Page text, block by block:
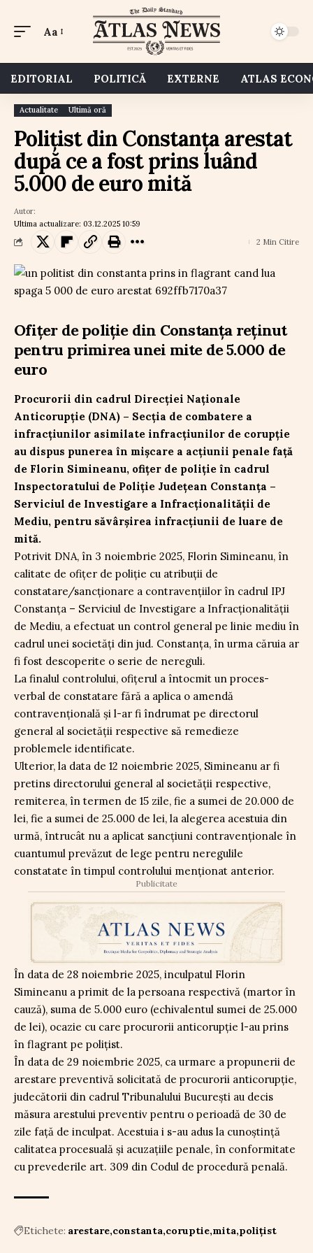
Aa
EDITORIAL POLITICĂ EXTERNE ATLAS
Actualitate Ultimă oră
Polițist din Constanța arestat
după ce a fost prins luând
5.000 de euro mită
Ultima actualizare: 03.12.2025 10:59
Autor:
2 Min Citire
Ofițer de poliție din Constanța reținut
pentru primirea unei mite de 5.000 de
euro
Procurorii din cadrul Direcției Naționale
Anticorupție (DNA) – Secția de combatere a
infracțiunilor asimilate infracțiunilor de corupție
au dispus punerea în mișcare a acțiunii penale față
de Florin Simineanu, ofițer de poliție în cadrul
Inspectoratului de Poliție Județean Constanța –
Serviciul de Investigare a Infracționalității de
Mediu, pentru săvârșirea infracțiunii de luare de
mită.
Potrivit DNA, în 3 noiembrie 2025, Florin Simineanu, în
calitate de ofițer de poliție cu atribuții de
constatare/sancționare a contravențiilor în cadrul IPJ
Constanța – Serviciul de Investigare a Infracționalității
de Mediu, a efectuat un control general pe linie mediu în
cadrul unei societăți din jud. Constanța, în urma căruia ar
fi fost descoperite o serie de nereguli.
La finalul controlului, ofițerul a întocmit un proces-
verbal de constatare fără a aplica o amendă
contravențională și l-ar fi îndrumat pe directorul
general al societății respective să remedieze
problemele identificate.
Ulterior, la data de 12 noiembrie 2025, Simineanu ar fi
pretins directorului general al societății respective,
remiterea, în termen de 15 zile, fie a sumei de 20.000 de
lei, fie a sumei de 25.000 de lei, la alegerea acestuia din
urmă, întrucât nu a aplicat sancțiuni contravenționale în
cuantumul prevăzut de lege pentru neregulile
constatate în timpul controlului menționat anterior.
Publicitate
În data de 28 noiembrie 2025, inculpatul Florin
Simineanu a primit de la persoana respectivă (martor în
cauză), suma de 5.000 euro (echivalentul sumei de 25.000
de lei), ocazie cu care procurorii anticorupție l-au prins
în flagrant pe polițist.
În data de 29 noiembrie 2025, ca urmare a propunerii de
arestare preventivă solicitată de procurorii anticorupție,
judecătorii din cadrul Tribunalului București au decis
măsura arestului preventiv pentru o perioadă de 30 de
zile față de inculpat. Acestuia i s-au adus la cunoștință
calitatea procesuală și acuzațiile penale, în conformitate
cu prevederile art. 309 din Codul de procedură penală.
Etichete: arestare constanta coruptie mita polițist